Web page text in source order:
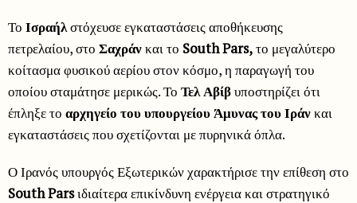
Το Ισραήλστόχευσε εγκαταστάσεις αποθήκευσης
πετρελαίου, στο Σαχράνκαι το South Pars,το μεγαλύτερο
κοίτασμα φυσικού αερίου στον κόσμο, η παραγωγή του
οποίου σταμάτησε μερικώς. Το Τελ Αβίβυποστηρίζει ότι
έπληξε το αρχηγείο του υπουργείου Άμυνας του Ιράνκαι
εγκαταστάσεις που σχετίζονται με πυρηνικά όπλα.
Ο Ιρανός υπουργός Εξωτερικών χαρακτήρισε την επίθεση στο
South Parsιδιαίτερα επικίνδυνη ενέργεια και στρατηγικό